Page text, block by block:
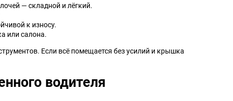
— складной и лёгкий.
к износу.
или салона.
Если всё помещается без усилий и крышка
водителя